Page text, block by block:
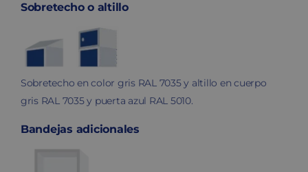
Sobretecho o altillo
Sobretecho en color gris RAL 7035 y altillo en cuerpo
gris RAL 7035 y puerta azul RAL 5010.
Bandejas adicionales